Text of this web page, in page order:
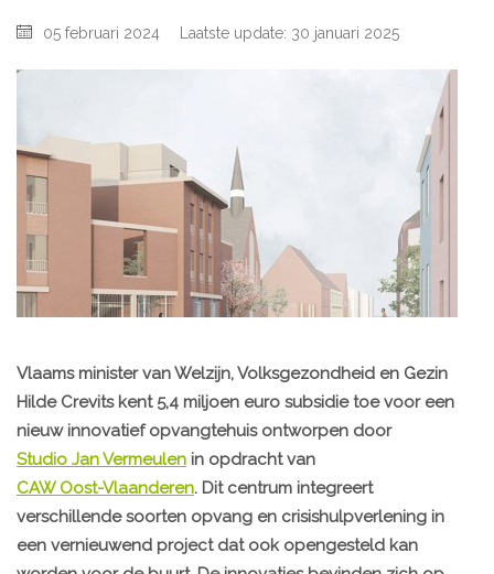
05 februari 2024 Laatste update: 30 januari 2025
Vlaams minister van Welzijn, Volksgezondheid en Gezin
Hilde Crevits kent 5,4 miljoen euro subsidie toe voor een
nieuw innovatief opvangtehuis ontworpen door
Studio Jan Vermeulen in opdracht van
CAW Oost-Vlaanderen. Dit centrum integreert
verschillende soorten opvang en crisishulpverlening in
een vernieuwend project dat ook opengesteld kan